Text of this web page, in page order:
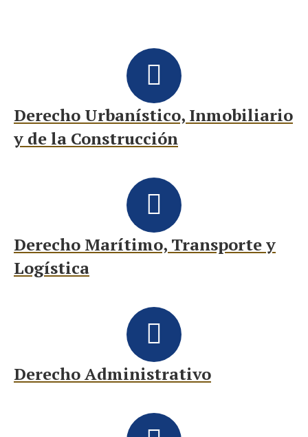
Derecho Urbanístico, Inmobiliario
y de la Construcción
Derecho Marítimo, Transporte y
Logística
Derecho Administrativo